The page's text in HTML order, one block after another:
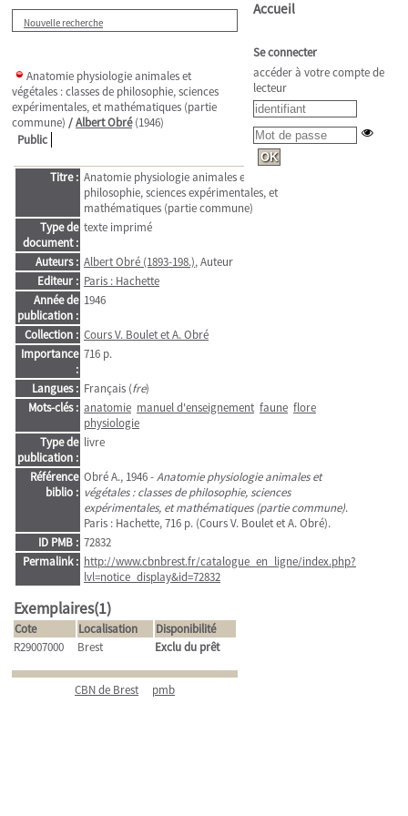
Nouvelle recherche
Anatomie physiologie animales et
végétales : classes de philosophie, sciences
expérimentales, et mathématiques (partie
commune) /Albert Obré(1946)
Public
Titre : Anatomie physiologie animales et végétales : classes de
philosophie, sciences expérimentales, et
mathématiques (partie commune)
Type de
document :
texte imprimé
Auteurs : Albert Obré (1893-198.), Auteur
Editeur : Paris : Hachette
Année de
publication :
1946
Collection : Cours V. Boulet et A. Obré
Importance
:
716 p.
Langues : Français (fre)
Mots-clés : anatomie manuel d'enseignement faune flore
physiologie
Type de
publication :
livre
Référence
biblio :
Obré A., 1946 -Anatomie physiologie animales et
végétales : classes de philosophie, sciences
expérimentales, et mathématiques (partie commune).
Paris : Hachette, 716 p. (Cours V. Boulet et A. Obré).
ID PMB : 72832
Permalink : http://www.cbnbrest.fr/catalogue_en_ligne/index.php?
lvl=notice_display&id=72832
Exemplaires(1)
Cote Localisation
Disponibilité
R29007000
Brest Exclu du prêt
CBN de Brest pmb
Accueil
Se connecter
accéder à votre compte de
lecteur